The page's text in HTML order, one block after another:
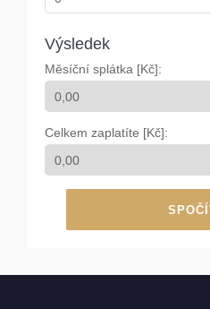
Výsledek
Měsíční splátka [Kč]:
Celkem zaplatíte [Kč]: